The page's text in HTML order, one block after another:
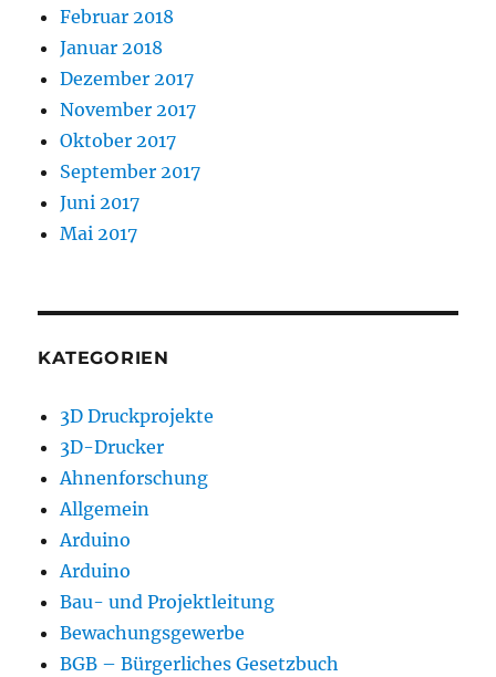
Februar 2018
Januar 2018
Dezember 2017
November 2017
Oktober 2017
September 2017
Juni 2017
Mai 2017
KATEGORIEN
3D Druckprojekte
3D-Drucker
Ahnenforschung
Allgemein
Arduino
Arduino
Bau- und Projektleitung
Bewachungsgewerbe
BGB – Bürgerliches Gesetzbuch